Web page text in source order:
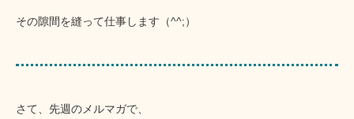
その隙間を縫って仕事します（^^;）
さて、先週のメルマガで、